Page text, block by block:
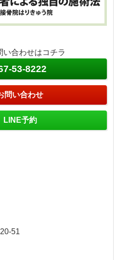
い合わせはコチラ
53-8222
問い合わせ
LINE予約
51